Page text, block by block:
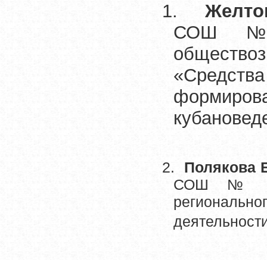
1.
СОШ
2.
Полякова
СОШ № 29